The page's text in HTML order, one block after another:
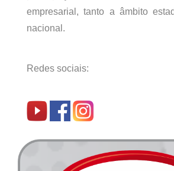
empresarial, tanto a âmbito
nacional.
Redes sociais: